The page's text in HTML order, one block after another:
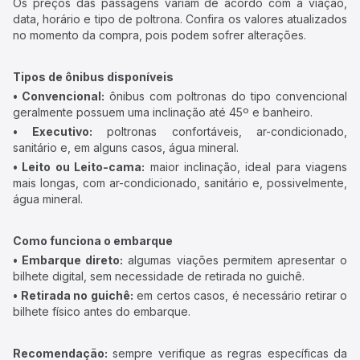
Os preços das passagens variam de acordo com a viação,
data, horário e tipo de poltrona. Confira os valores atualizados
no momento da compra, pois podem sofrer alterações.
Tipos de ônibus disponíveis
• Convencional: ônibus com poltronas do tipo convencional
geralmente possuem uma inclinação até 45º e banheiro.
• Executivo: poltronas confortáveis, ar-condicionado,
sanitário e, em alguns casos, água mineral.
• Leito ou Leito-cama: maior inclinação, ideal para viagens
mais longas, com ar-condicionado, sanitário e, possivelmente,
água mineral.
Como funciona o embarque
• Embarque direto: algumas viações permitem apresentar o
bilhete digital, sem necessidade de retirada no guichê.
• Retirada no guichê: em certos casos, é necessário retirar o
bilhete físico antes do embarque.
Recomendação: sempre verifique as regras específicas da